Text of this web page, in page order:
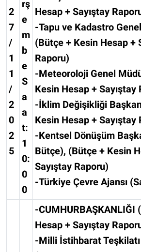
2
7
/
1
1
/
2
0
2
5
rş
e
m
b
e
S
a
a
t:
1
0:
0
0
Hesap + Sayıştay
-Tapu ve Kadastro
(Bütçe + Kesin Hesap +
Raporu)
-Meteoroloji Genel
Kesin Hesap + Sayıştay
-İklim Değişikliği
Kesin Hesap + Sayıştay
-Kentsel Dönüşüm
Bütçe), (Bütçe + Kesin
Sayıştay Raporu)
-Türkiye Çevre Ajansı
-CUMHURBAŞKANLIĞI
Hesap + Sayıştay
-Milli İstihbarat Teşkilatı